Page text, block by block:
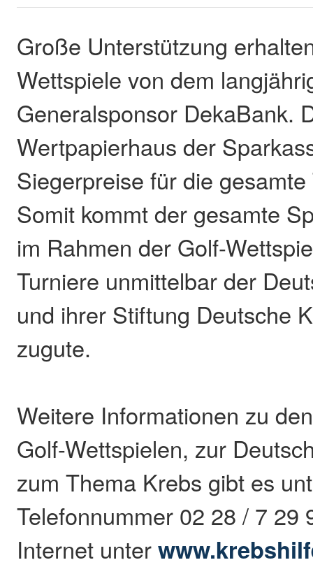
Große Unterstützung
Wettspiele von dem
Generalsponsor DekaBank.
Wertpapierhaus der
Siegerpreise für die
Somit kommt der gesamte
im Rahmen der Golf-
Turniere unmittelbar der
und ihrer Stiftung Deutsche
zugute.
Weitere Informationen zu
Golf-Wettspielen, zur
zum Thema Krebs gibt es
Telefonnummer 02 28 / 7 29
Internet unter